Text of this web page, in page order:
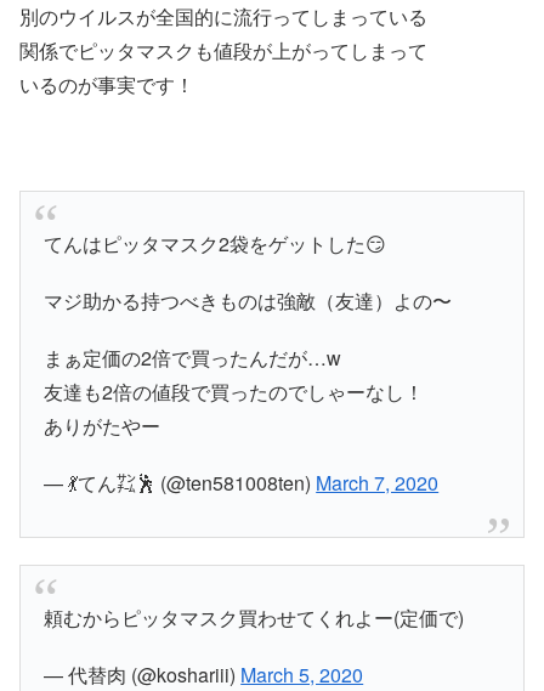
別のウイルスが全国的に流行ってしまっている
関係でピッタマスクも値段が上がってしまって
いるのが事実です！
てんはピッタマスク2袋をゲットした😏
マジ助かる持つべきものは強敵（友達）よの〜
まぁ定価の2倍で買ったんだが…w
友達も2倍の値段で買ったのでしゃーなし！
ありがたやー
— 💃てん㌠🕺 (@ten581008ten) March 7, 2020
頼むからピッタマスク買わせてくれよー(定価で)
— 代替肉 (@koshariii) March 5, 2020